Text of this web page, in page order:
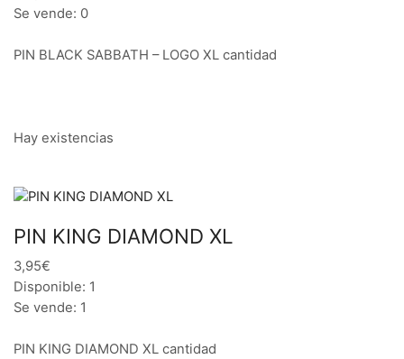
Se vende: 0
PIN BLACK SABBATH – LOGO XL cantidad
Hay existencias
PIN KING DIAMOND XL
3,95€
Disponible: 1
Se vende: 1
PIN KING DIAMOND XL cantidad